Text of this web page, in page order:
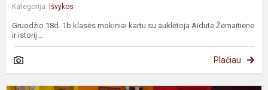
Kategorija: Išvykos
Gruodžio 18d. 1b klasės mokiniai kartu su auklėtoja Aidute Žemaitiene
ir istorij...
Plačiau